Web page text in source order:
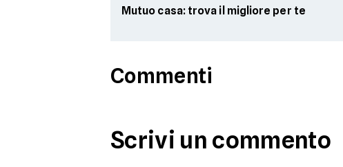
Mutuo casa: trova il migliore per te
Commenti
Scrivi un commento